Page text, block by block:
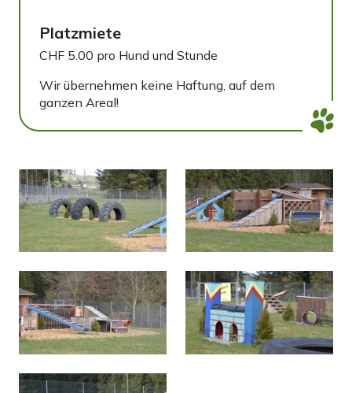
Platzmiete
CHF 5.00 pro Hund und Stunde
Wir übernehmen keine Haftung, auf dem
ganzen Areal!